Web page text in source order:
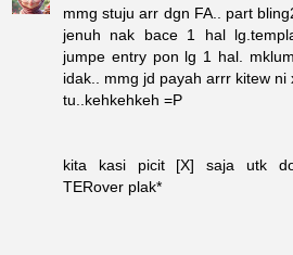
mmg stuju arr dgn FA.. part
jenuh nak bace 1 hal
jumpe entry pon lg 1 hal.
idak.. mmg jd payah arrr kitew
tu..kehkehkeh =P
kita kasi picit [X] saja utk
TERover plak*